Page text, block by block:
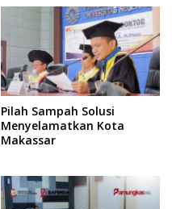
Pilah Sampah Solusi
Menyelamatkan Kota
Makassar